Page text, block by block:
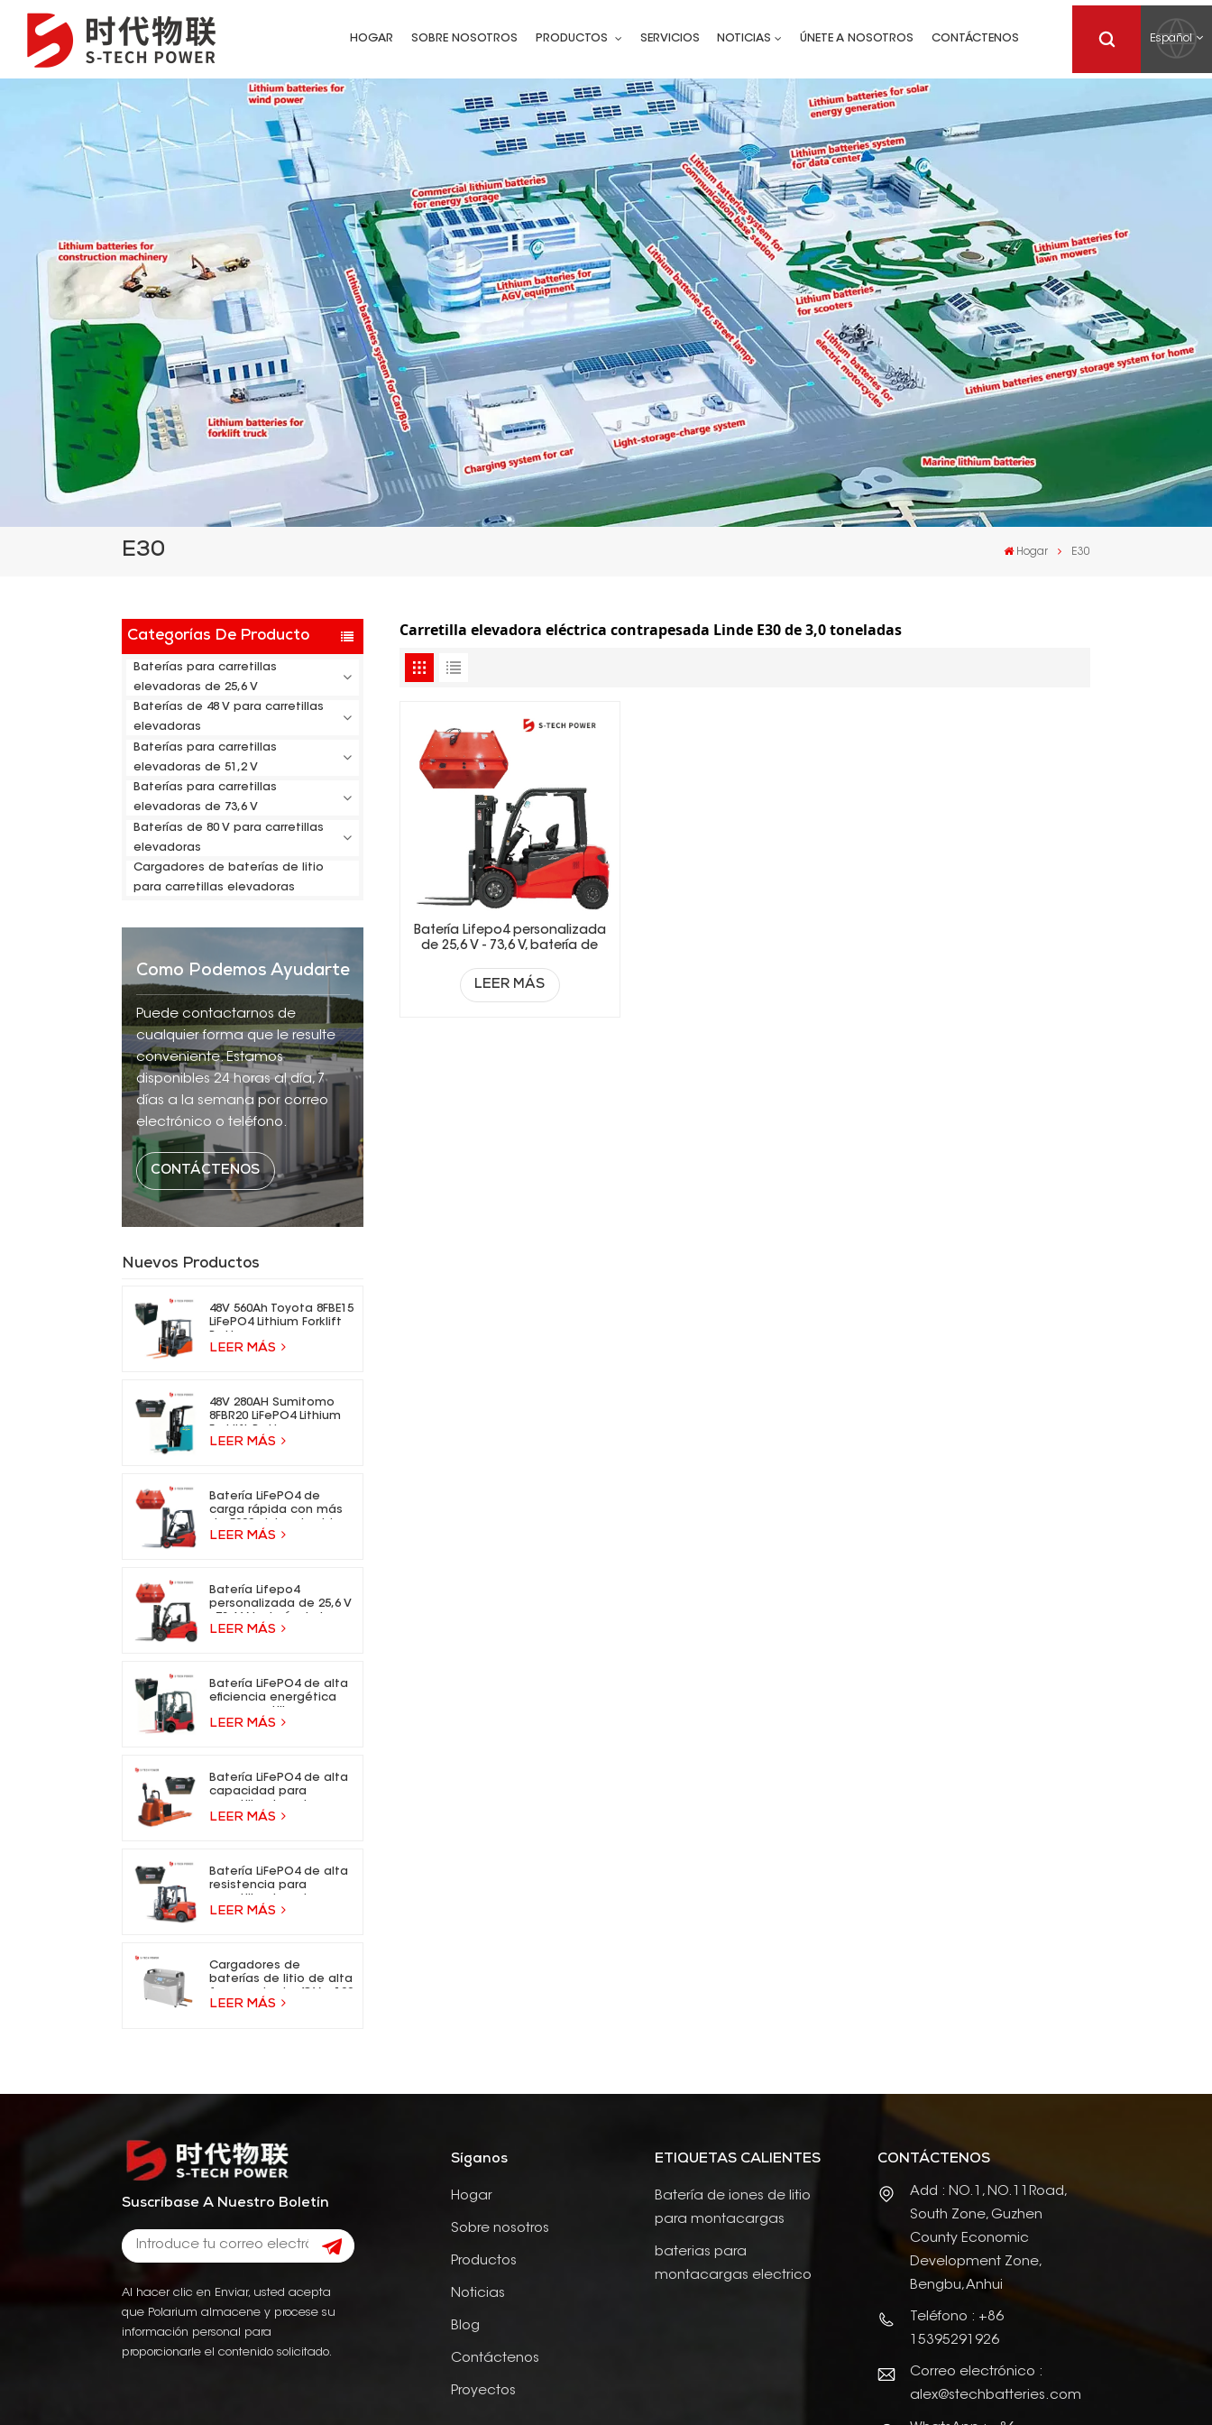
HOGAR SOBRE NOSOTROS PRODUCTOS SERVICIOS NOTICIAS ÚNETE A NOSOTROS CONTÁCTENOS Español
E30 Hogar E30
Categorías De Producto
Baterías para carretillas
elevadoras de 25,6 V
Baterías de 48 V para carretillas
elevadoras
Baterías para carretillas
elevadoras de 51,2 V
Baterías para carretillas
elevadoras de 73,6 V
Baterías de 80 V para carretillas
elevadoras
Cargadores de baterías de litio
para carretillas elevadoras
Como Podemos Ayudarte
Puede contactarnos de
cualquier forma que le resulte
conveniente. Estamos
disponibles 24 horas al día, 7
días a la semana por correo
electrónico o teléfono.
CONTÁCTENOS
Nuevos Productos
48V 560Ah Toyota 8FBE15
LiFePO4 Lithium Forklift
LEER MÁS
48V 280AH Sumitomo
8FBR20 LiFePO4 Lithium
LEER MÁS
Batería LiFePO4 de
carga rápida con más
para carretillas
LEER MÁS
Batería Lifepo4
personalizada de 25,6 V
de litio para carretillas
LEER MÁS
Batería LiFePO4 de alta
eficiencia energética
elevadora eléctrica
LEER MÁS
Batería LiFePO4 de alta
capacidad para
eléctrica
LEER MÁS
Batería LiFePO4 de alta
resistencia para
eléctrica
LEER MÁS
Cargadores de
baterías de litio de alta
A para carretillas
LEER MÁS
Carretilla elevadora eléctrica contrapesada Linde E30 de 3,0 toneladas
Batería Lifepo4 personalizada
de 25,6 V - 73,6 V, batería de
elevadoras eléctricas.
LEER MÁS
Suscríbase A Nuestro Boletín
Al hacer clic en Enviar, usted acepta
que Polarium almacene y procese su
información personal para
proporcionarle el contenido solicitado.
Síganos
Hogar
Sobre nosotros
Productos
Noticias
Blog
Contáctenos
Proyectos
ETIQUETAS CALIENTES
Batería de iones de litio
para montacargas
baterias para
montacargas electrico
CONTÁCTENOS
Add : NO.1, NO.11Road,
South Zone, Guzhen
County Economic
Development Zone,
Bengbu, Anhui
Teléfono : +86
15395291926
Correo electrónico :
alex@stechbatteries.com